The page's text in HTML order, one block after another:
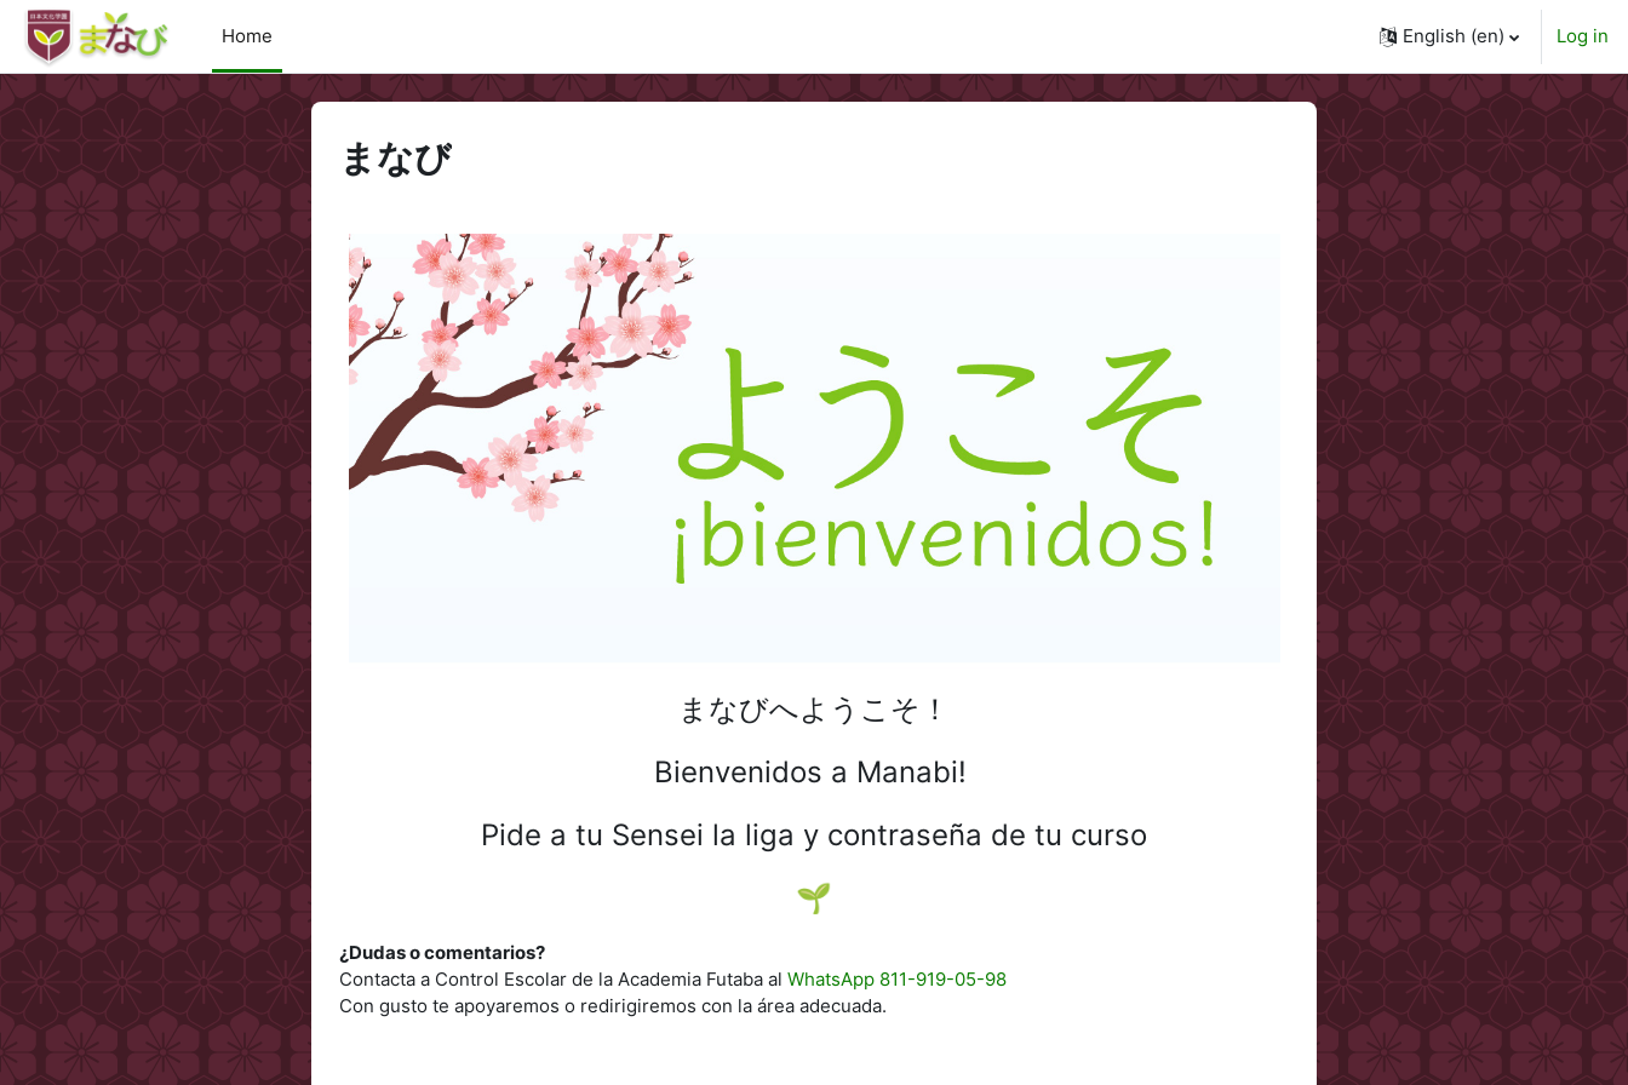
Skip to main content
Home
English ‎(en)‎ Log in
まなび
まなびへようこそ！
Bienvenidos a Manabi!
Pide a tu Sensei la liga y contraseña de tu curso
🌱
¿Dudas o comentarios?
Contacta a Control Escolar de la Academia Futaba al WhatsApp 811-919-05-98
Con gusto te apoyaremos o redirigiremos con la área adecuada.